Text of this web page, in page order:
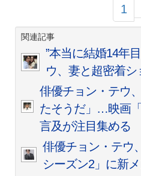
1
関連記事
”本当に結婚14年
ウ、妻と超密着シ
俳優チョン・テウ
たそうだ」…映画
言及が注目集める
俳優チョン・テウ
シーズン2」に新